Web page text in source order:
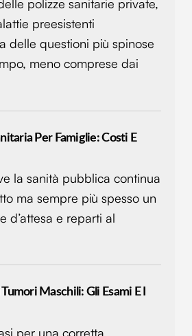
polizze sanitarie private,
preesistenti
delle questioni più spinose
meno comprese dai
Per Famiglie: Costi E
la sanità pubblica continua
ma sempre più spesso un
d’attesa e reparti al
Maschili: Gli Esami E I
per una corretta